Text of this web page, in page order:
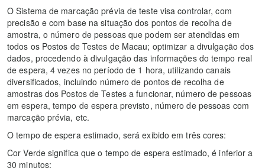
O Sistema de marcação prévia de teste visa controlar, com
precisão e com base na situação dos pontos de recolha de
amostra, o número de pessoas que podem ser atendidas em
todos os Postos de Testes de Macau; optimizar a divulgação dos
dados, procedendo à divulgação das informações do tempo real
de espera, 4 vezes no período de 1 hora, utilizando canais
diversificados, incluindo número de pontos de recolha de
amostras dos Postos de Testes a funcionar, número de pessoas
em espera, tempo de espera previsto, número de pessoas com
marcação prévia, etc.
O tempo de espera estimado, será exibido em três cores:
Cor Verde significa que o tempo de espera estimado, é inferior a
30 minutos;